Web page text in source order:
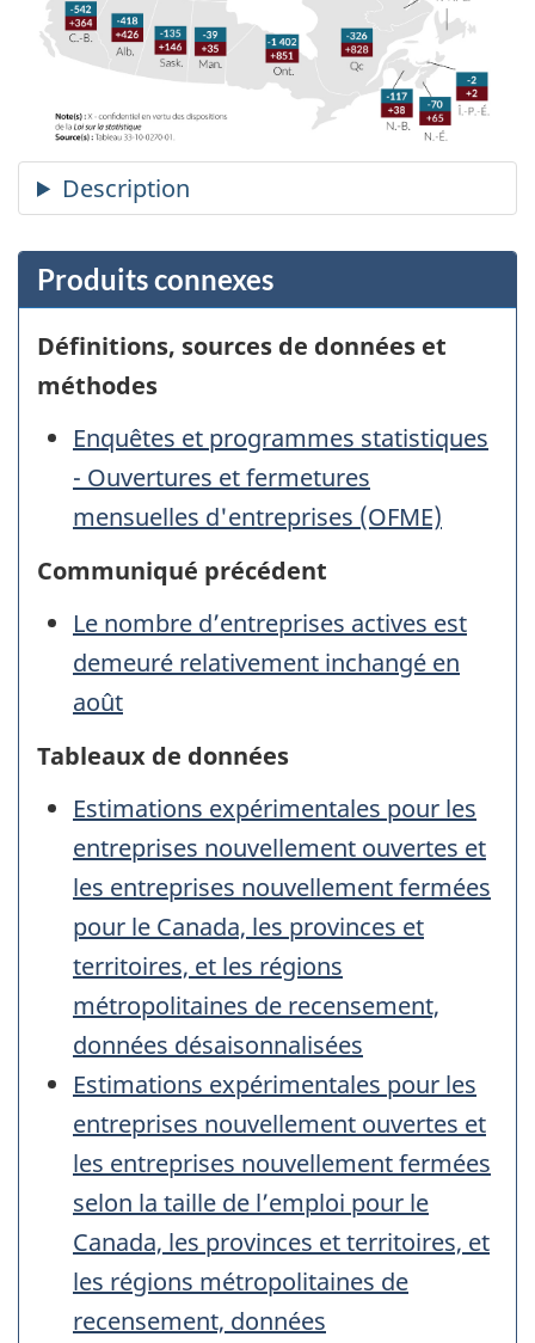
Produits connexes
Définitions, sources de données et
méthodes
Enquêtes et programmes statistiques
- Ouvertures et fermetures
mensuelles d'entreprises (OFME)
Communiqué précédent
Le nombre d’entreprises actives est
demeuré relativement inchangé en
août
Tableaux de données
Estimations expérimentales pour les
entreprises nouvellement ouvertes et
les entreprises nouvellement fermées
pour le Canada, les provinces et
territoires, et les régions
métropolitaines de recensement,
données désaisonnalisées
Estimations expérimentales pour les
entreprises nouvellement ouvertes et
les entreprises nouvellement fermées
selon la taille de l’emploi pour le
Canada, les provinces et territoires, et
les régions métropolitaines de
recensement, données